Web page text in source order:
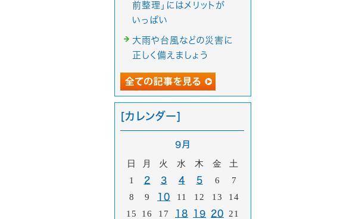
前整理」にはメリットが
いっぱい
大雨や台風などの災害に
正しく備えましょう
[カレンダー]
9月
日 月 火 水 木 金
土
1
2 3 4 5 6
7
8
9 10 11 12 13
14
15
16 17 18 19 20
21